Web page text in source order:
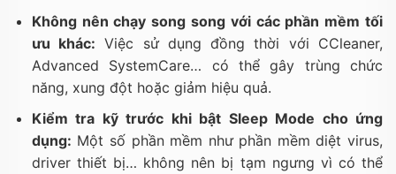
Không nên chạy song song với các phần mềm tối
ưu khác: Việc sử dụng đồng thời với CCleaner,
Advanced SystemCare… có thể gây trùng chức
năng, xung đột hoặc giảm hiệu quả.
Kiểm tra kỹ trước khi bật Sleep Mode cho ứng
dụng: Một số phần mềm như phần mềm diệt virus,
driver thiết bị… không nên bị tạm ngưng vì có thể